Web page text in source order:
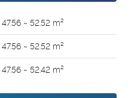
47.56 ~ 52.52 m²
47.56 ~ 52.52 m²
47.56 ~ 52.42 m²